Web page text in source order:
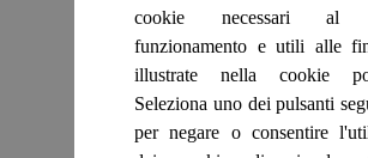
cookie necessari al
funzionamento e utili alle
illustrate nella cookie
Seleziona uno dei pulsanti
per negare o consentire